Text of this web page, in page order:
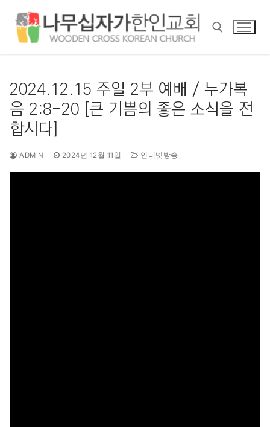
2024.12.15 주일 2부 예배 / 누가복
음 2:8-20 [큰 기쁨의 좋은 소식을 전
합시다]
ADMIN 2024년 12월 11일 인터넷방송